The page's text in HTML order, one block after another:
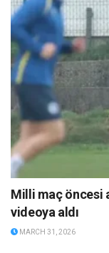
Milli maç öncesi
videoya aldı
MARCH 31, 2026